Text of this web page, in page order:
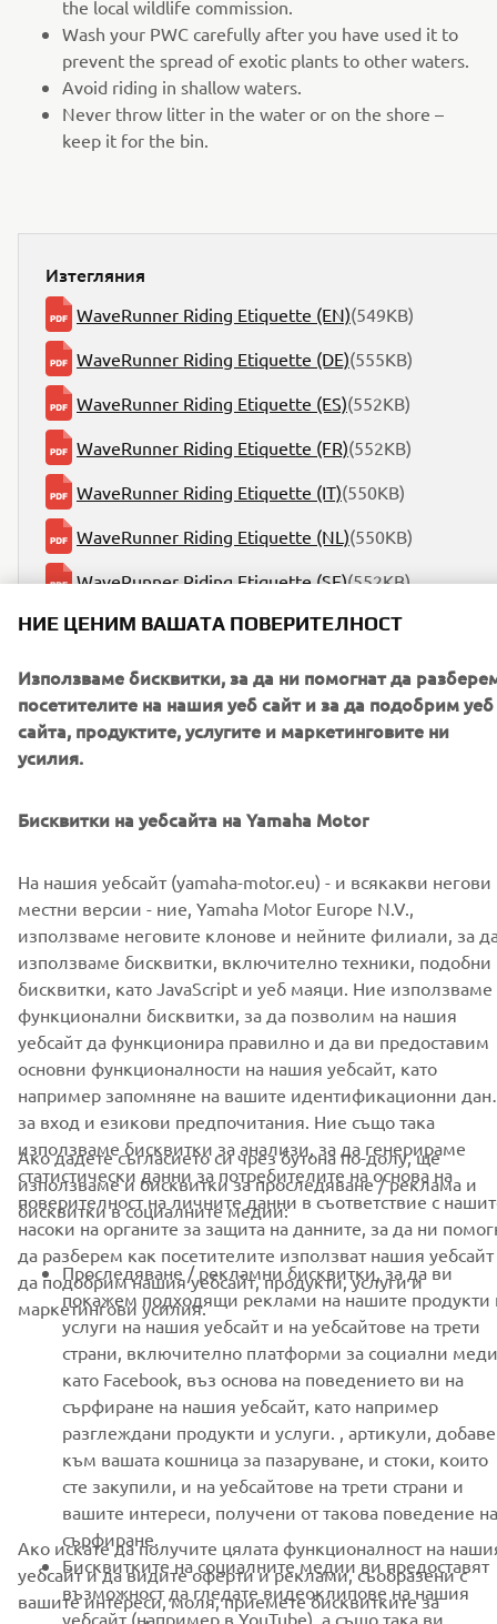
the local wildlife commission.
Wash your PWC carefully after you have used it to
prevent the spread of exotic plants to other waters.
Avoid riding in shallow waters.
Never throw litter in the water or on the shore –
keep it for the bin.
Изтегляния
WaveRunner Riding Etiquette (EN)(549KB)
WaveRunner Riding Etiquette (DE)(555KB)
WaveRunner Riding Etiquette (ES)(552KB)
WaveRunner Riding Etiquette (FR)(552KB)
WaveRunner Riding Etiquette (IT)(550KB)
WaveRunner Riding Etiquette (NL)(550KB)
WaveRunner Riding Etiquette (SE)(552KB)
CORPORATE
FOR BUSINESS
MORE YAMAHA
SUPPORT
НОВИНАРСКИ БЮЛЕТИН
Бъдете първите, които ще научат за най-новите оферти,
специални събития, нови модели и много други
АБОНИРАНЕ
Прочетете нашата Политика за поверителност, за да научите
как обработваме вашите лични данни:Политика за защита на
личните данни
Bulgaria (Bulgarian)
© Copyright - 2026 Yamaha Motor Europe N.V. - All Rights
Reserved
Privacy PolicyCookiesLegal statement
НИЕ ЦЕНИМ ВАШАТА ПОВЕРИТЕЛНОСТ
Използваме бисквитки, за да ни помогнат да
посетителите на нашия уеб сайт и за да подобрим уеб
сайта, продуктите, услугите и маркетинговите ни
усилия.
Бисквитки на уебсайта на Yamaha Motor
На нашия уебсайт (yamaha-motor.eu) - и всякакви негови
местни версии - ние, Yamaha Motor Europe N.V.,
използваме неговите клонове и нейните филиали, за
използваме бисквитки, включително техники, подобни
бисквитки, като JavaScript и уеб маяци. Ние използваме
функционални бисквитки, за да позволим на нашия
уебсайт да функционира правилно и да ви предоставим
основни функционалности на нашия уебсайт, като
например запомняне на вашите идентификационни
за вход и езикови предпочитания. Ние също така
използваме бисквитки за анализи, за да генерираме
статистически данни за потребителите на основа на
поверителност на личните данни в съответствие с
насоки на органите за защита на данните, за да ни
да разберем как посетителите използват нашия
да подобрим нашия уебсайт, продукти, услуги и
маркетингови усилия.
Ако дадете съгласието си чрез бутона по-долу, ще
използваме и бисквитки за проследяване / реклама и
бисквитки в социалните медии:
Проследяване / рекламни бисквитки, за да ви
покажем подходящи реклами на нашите продукти
услуги на нашия уебсайт и на уебсайтове на трети
страни, включително платформи за социални
като Facebook, въз основа на поведението ви на
сърфиране на нашия уебсайт, като например
разглеждани продукти и услуги. , артикули,
към вашата кошница за пазаруване, и стоки, които
сте закупили, и на уебсайтове на трети страни и
вашите интереси, получени от такова поведение на
сърфиране.
Бисквитките на социалните медии ви предоставят
възможност да гледате видеоклипове на нашия
уебсайт (например в YouTube), а също така ви
Ако искате да получите цялата функционалност на
уебсайт и да видите оферти и реклами, съобразени с
вашите интереси, моля, приемете бисквитките за